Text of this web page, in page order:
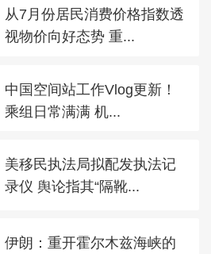
从7月份居民消费价格指数透
视物价向好态势 重...
中国空间站工作Vlog更新！
乘组日常满满 机...
美移民执法局拟配发执法记
录仪 舆论指其“隔靴...
伊朗：重开霍尔木兹海峡的